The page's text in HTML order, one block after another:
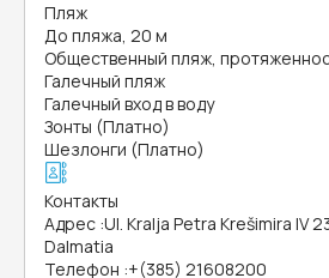
Пляж
До пляжа, 20 м
Общественный пляж,
Галечный пляж
Галечный вход в воду
Зонты (Платно)
Шезлонги (Платно)
Контакты
Адрес :Ul. Kralja Petra Krešimira IV
Dalmatia
Телефон :+(385) 21608200